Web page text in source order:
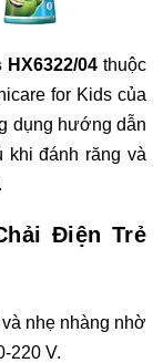
04 thuộc
for Kids của
dụng hướng dẫn
khi đánh răng và
Điện Trẻ
nhẹ nhàng nhờ
220 V.